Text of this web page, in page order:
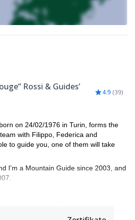
auf. Zermatt wartet auf Sie. Und ich
Rossi & Guides’
4.9 (39)
on 24/02/1976 in Turin, forms the
with Filippo, Federica and
to guide you, one of them will take
I'm a Mountain Guide since 2003, and
is mountains and verticality, practice